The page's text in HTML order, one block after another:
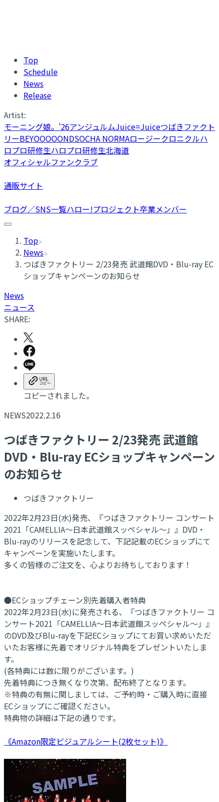
Top
Schedule
News
Release
Artist:
モーニング娘。'26アンジュルムJuice=Juiceつばきファクト
リーBEYOOOOONDSOCHA NORMAロージークロニクルハ
ロプロ研修生ハロプロ研修生北海道
オフィシャルファンクラブ
通販サイト
ブログ／SNS一覧ハロー!プロジェクト卒業メンバー
Top
News
つばきファクトリー 2/23発売 武道館DVD・Blu-ray EC
ショップキャンペーンのお知らせ
News
ニュース
SHARE:
コピーされました。
NEWS2022.2.16
つばきファクトリー 2/23発売 武道館
DVD・Blu-ray ECショップキャンペーン
のお知らせ
つばきファクトリー
2022年2月23日(水)発売、『つばきファクトリー コンサート
2021「CAMELLIA～日本武道館スッペシャル～」』DVD・
Blu-rayのリリースを記念して、下記記載のECショップにて
キャンペーンを実施いたします。
多くの皆様のご注文を、心よりお待ちしております！
●ECショップチェーン別先着購入者特典
2022年2月23日(水)に発売される、『つばきファクトリー コ
ンサート2021「CAMELLIA～日本武道館スッペシャル～」』
のDVD及びBlu-rayを下記ECショップにてお買い求めいただ
いたお客様に先着でオリジナル特典をプレゼントいたしま
す。
(各特典には数に限りがございます。)
先着特典につき無くなり次第、配布終了となります。
※特典の有無に関しましては、ご予約時・ご購入時に直接
ECショップにご確認ください。
特典物の詳細は下記の通りです。
《Amazon限定ビジュアルシート(2枚セット)》